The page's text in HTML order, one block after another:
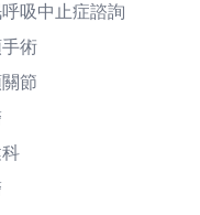
呼吸中止症諮詢
術
節